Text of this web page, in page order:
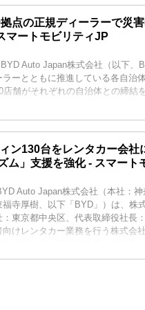
点の正規ディーラーで災
マートモビリティJP
Auto Japan株式会社（以下、
ーとともに推進している各自治
店舗がそれぞれの自治体との締結
ン130台をレンタカー会社
ム」支援を強化 - スマート
Auto Japan株式会社（本社：
寺厚樹、以下「BYD」）は、株
東京都中央区、代表取締役社長
けレンタカー業務を行う株式会
中央区、代表取締役社長：村脇学
ジを導入、同社の関連子会社2社